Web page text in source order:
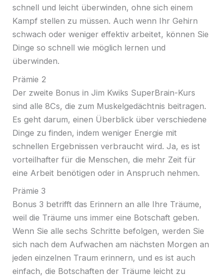
schnell und leicht überwinden, ohne sich einem
Kampf stellen zu müssen. Auch wenn Ihr Gehirn
schwach oder weniger effektiv arbeitet, können Sie
Dinge so schnell wie möglich lernen und
überwinden.
Prämie 2
Der zweite Bonus in Jim Kwiks SuperBrain-Kurs
sind alle 8Cs, die zum Muskelgedächtnis beitragen.
Es geht darum, einen Überblick über verschiedene
Dinge zu finden, indem weniger Energie mit
schnellen Ergebnissen verbraucht wird. Ja, es ist
vorteilhafter für die Menschen, die mehr Zeit für
eine Arbeit benötigen oder in Anspruch nehmen.
Prämie 3
Bonus 3 betrifft das Erinnern an alle Ihre Träume,
weil die Träume uns immer eine Botschaft geben.
Wenn Sie alle sechs Schritte befolgen, werden Sie
sich nach dem Aufwachen am nächsten Morgen an
jeden einzelnen Traum erinnern, und es ist auch
einfach, die Botschaften der Träume leicht zu